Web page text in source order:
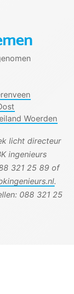
Woerden
licht directeur
ingenieurs
321 25 89 of
.
088 321 25